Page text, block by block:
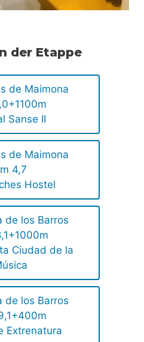
der Etappe
de Maimona
Sanse II
de Maimona
4,7
Hostel
de los Barros
Ciudad de la
de los Barros
Extrenatura